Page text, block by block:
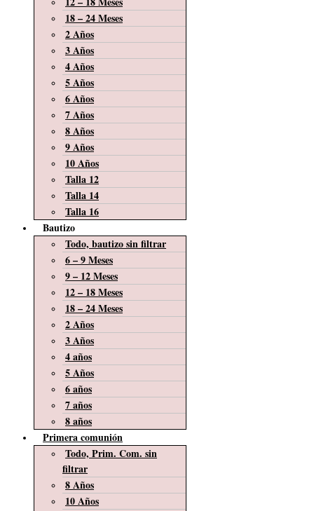
18 – 24 Meses
2 Años
3 Años
4 Años
5 Años
6 Años
7 Años
8 Años
9 Años
10 Años
Talla 12
Talla 14
Talla 16
Bautizo
Todo, bautizo sin filtrar
6 – 9 Meses
9 – 12 Meses
12 – 18 Meses
18 – 24 Meses
2 Años
3 Años
4 años
5 Años
6 años
7 años
8 años
Primera comunión
Todo, Prim. Com. sin
filtrar
8 Años
10 Años